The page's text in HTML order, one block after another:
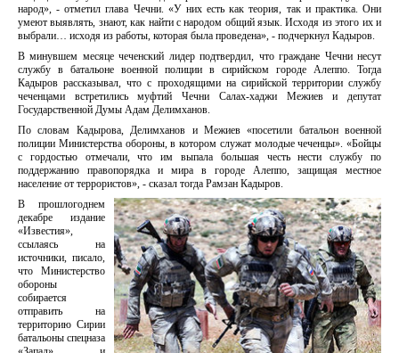
народ», - отметил глава Чечни. «У них есть как теория, так и практика. Они
умеют выявлять, знают, как найти с народом общий язык. Исходя из этого их и
выбрали… исходя из работы, которая была проведена», - подчеркнул Кадыров.
В минувшем месяце чеченский лидер подтвердил, что граждане Чечни несут
службу в батальоне военной полиции в сирийском городе Алеппо. Тогда
Кадыров рассказывал, что с проходящими на сирийской территории службу
чеченцами встретились муфтий Чечни Салах-хаджи Межиев и депутат
Государственной Думы Адам Делимханов.
По словам Кадырова, Делимханов и Межиев «посетили батальон военной
полиции Министерства обороны, в котором служат молодые чеченцы». «Бойцы
с гордостью отмечали, что им выпала большая честь нести службу по
поддержанию правопорядка и мира в городе Алеппо, защищая местное
население от террористов», - сказал тогда Рамзан Кадыров.
В прошлогоднем
декабре издание
«Известия»,
ссылаясь на
источники, писало,
что Министерство
обороны
собирается
отправить на
территорию Сирии
батальоны спецназа